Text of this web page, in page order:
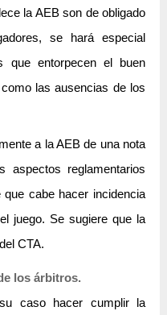
la AEB son de obligado
se hará especial
que entorpecen el buen
las ausencias de los
a la AEB de una nota
aspectos reglamentarios
cabe hacer incidencia
juego. Se sugiere que la
CTA.
los árbitros.
caso hacer cumplir la